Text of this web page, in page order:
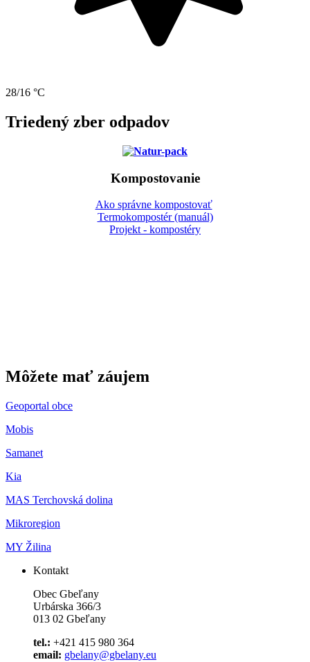
28/16 °C
Triedený zber odpadov
Kompostovanie
Ako správne kompostovať
Termokompostér (manuál)
Projekt - kompostéry
Môžete mať záujem
Geoportal obce
Mobis
Samanet
Kia
MAS Terchovská dolina
Mikroregion
MY Žilina
Kontakt
Obec Gbeľany
Urbárska 366/3
013 02 Gbeľany
tel.: +421 415 980 364
email: gbelany@gbelany.eu